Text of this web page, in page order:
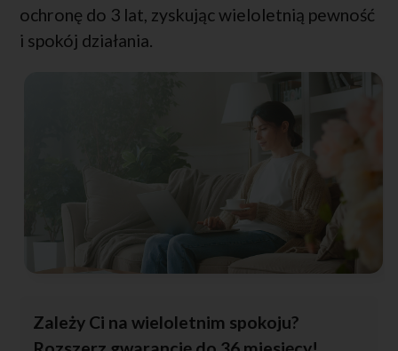
ochronę do 3 lat, zyskując wieloletnią pewność
i spokój działania.
Zależy Ci na wieloletnim spokoju?